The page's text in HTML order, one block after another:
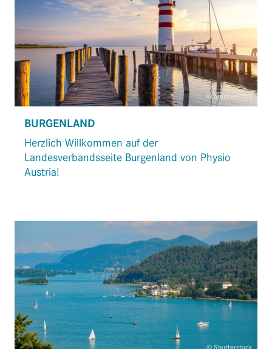
© Shutterstock
BURGENLAND
Herzlich Willkommen auf der
Landesverbandsseite Burgenland von Physio
Austria!